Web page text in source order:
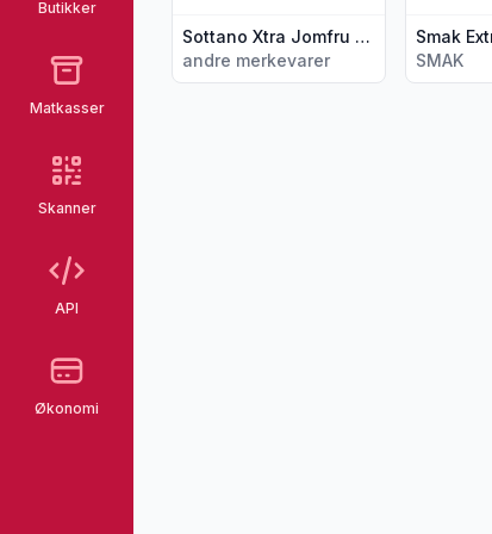
Butikker
Matkasser
Skanner
API
Økonomi
Sottano Xtra Jomfru Olivenolje 0,5l
andre merkevarer
SMAK